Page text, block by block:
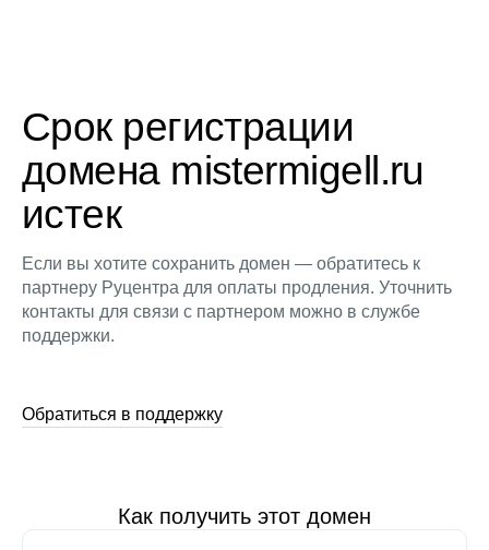
Срок регистрации
домена mistermigell.ru
истек
Если вы хотите сохранить домен — обратитесь к
партнеру Руцентра для оплаты продления. Уточнить
контакты для связи с партнером можно в службе
поддержки.
Обратиться в поддержку
Как получить этот домен